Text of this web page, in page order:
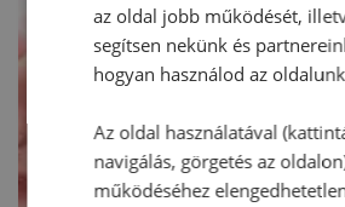
az oldal jobb működését,
segítsen nekünk és
hogyan használod az
Az oldal használatával
navigálás, görgetés az
működéséhez